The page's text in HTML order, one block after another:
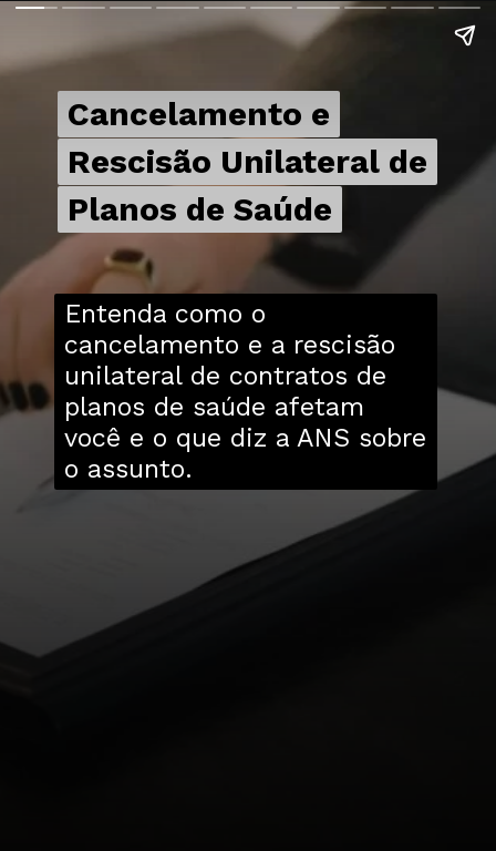
Cancelamento e
Rescisão Unilateral de
Planos de Saúde
Cancelamento e
Rescisão Unilateral de
Planos de Saúde
Entenda como o
cancelamento e a rescisão
unilateral de contratos de
planos de saúde afetam
você e o que diz a ANS sobre
o assunto.